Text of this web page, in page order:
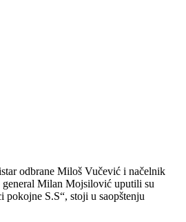
odbrane Miloš Vučević i načelnik
general Milan Mojsilović uputili su
pokojne S.S“, stoji u saopštenju